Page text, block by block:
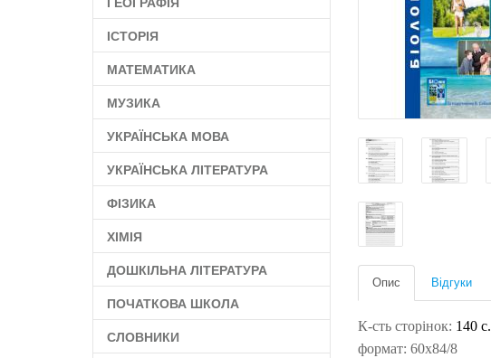
ІСТОРІЯ
МАТЕМАТИКА
МУЗИКА
УКРАЇНСЬКА МОВА
УКРАЇНСЬКА ЛІТЕРАТУРА
ФІЗИКА
ХІМІЯ
ДОШКІЛЬНА ЛІТЕРАТУРА
ПОЧАТКОВА ШКОЛА
СЛОВНИКИ
Опис Відгуки
К-сть сторінок: 140 с.
формат: 60х84/8